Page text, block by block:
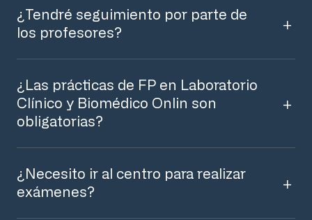
¿Tendré seguimiento por parte de
los profesores?
¿Las prácticas de FP en Laboratorio
Clínico y Biomédico Onlin son
obligatorias?
¿Necesito ir al centro para realizar
exámenes?